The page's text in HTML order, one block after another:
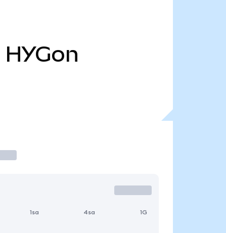
HYGon
1sa 4sa 1G